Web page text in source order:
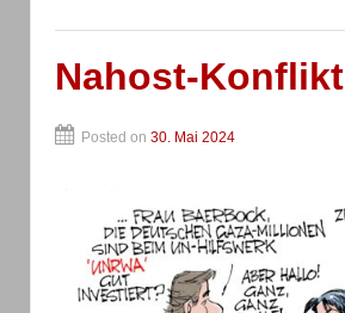
Nahost-Konflikt
Posted on 30. Mai 2024